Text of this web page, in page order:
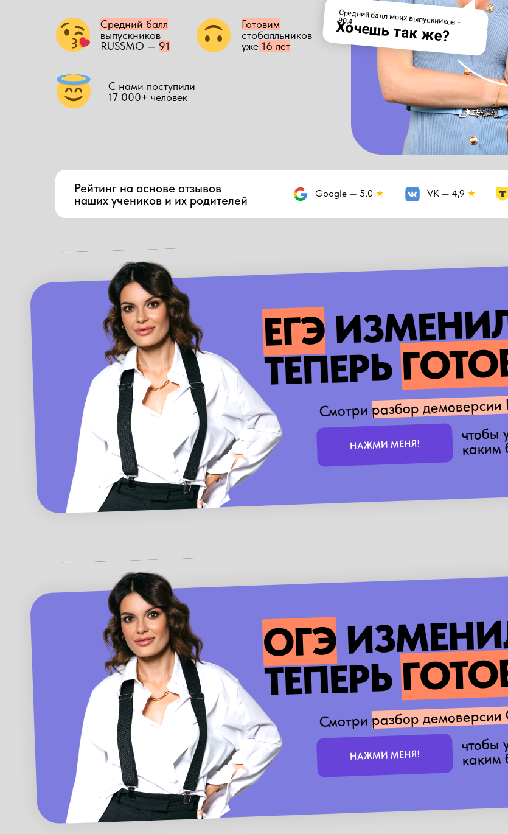
С нами поступили
17 000+ человек
Готовим
стобалльников
уже 16 лет
Средний балл
выпускников
RUSSMO — 91
Рейтинг на основе отзывов
наших учеников и их родителей
VK — 4,9 ★
Google — 5,0 ★
Средний балл моих выпускников —
90,4
Хочешь так же?
ЕГЭ
ТЕПЕРЬ
Смотриразбор
НАЖМИ МЕНЯ!
чтобы
каким
ОГЭ
ТЕПЕРЬ
Смотриразбор
НАЖМИ МЕНЯ!
чтобы
каким